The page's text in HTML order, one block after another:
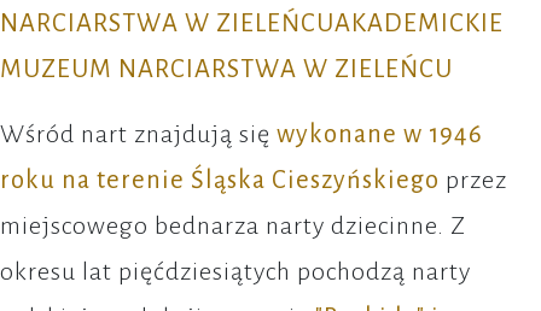
NARCIARSTWA W ZIELEŃCUAKADEMICKIE
MUZEUM NARCIARSTWA W ZIELEŃCU
Wśród nart znajdują się wykonane w 1946
roku na terenie Śląska Cieszyńskiego przez
miejscowego bednarza narty dziecinne. Z
okresu lat pięćdziesiątych pochodzą narty